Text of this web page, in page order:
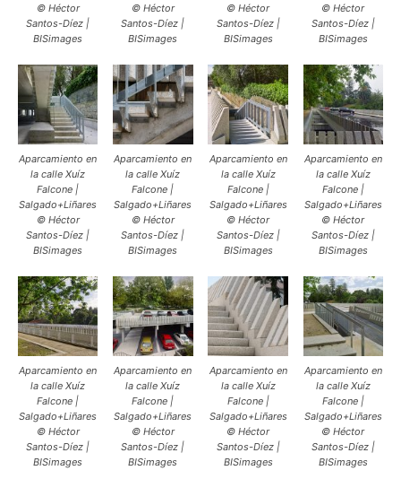
© Héctor
Santos-Díez |
BISimages
© Héctor
Santos-Díez |
BISimages
© Héctor
Santos-Díez |
BISimages
© Héctor
Santos-Díez |
BISimages
Aparcamiento en
la calle Xuíz
Falcone |
Salgado+Liñares
© Héctor
Santos-Díez |
BISimages
Aparcamiento en
la calle Xuíz
Falcone |
Salgado+Liñares
© Héctor
Santos-Díez |
BISimages
Aparcamiento en
la calle Xuíz
Falcone |
Salgado+Liñares
© Héctor
Santos-Díez |
BISimages
Aparcamiento en
la calle Xuíz
Falcone |
Salgado+Liñares
© Héctor
Santos-Díez |
BISimages
Aparcamiento en
la calle Xuíz
Falcone |
Salgado+Liñares
© Héctor
Santos-Díez |
BISimages
Aparcamiento en
la calle Xuíz
Falcone |
Salgado+Liñares
© Héctor
Santos-Díez |
BISimages
Aparcamiento en
la calle Xuíz
Falcone |
Salgado+Liñares
© Héctor
Santos-Díez |
BISimages
Aparcamiento en
la calle Xuíz
Falcone |
Salgado+Liñares
© Héctor
Santos-Díez |
BISimages